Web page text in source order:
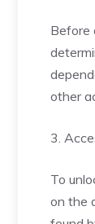
Before
other
3.
To
on the